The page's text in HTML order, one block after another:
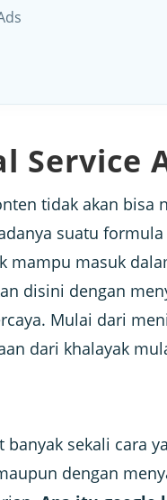
Service
tidak akan bisa
suatu
masuk
disini dengan
Mulai dari
dari khalayak
sekali cara
dengan